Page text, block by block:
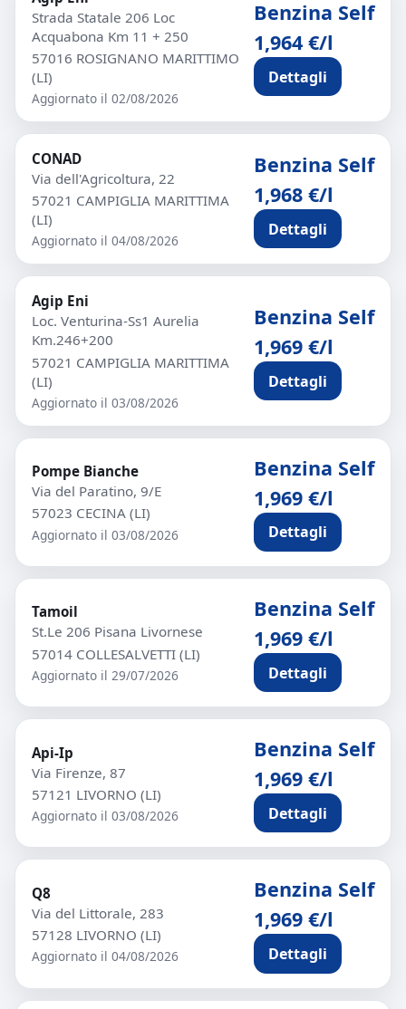
Strada Statale 206 Loc
Acquabona Km 11 + 250
57016 ROSIGNANO MARITTIMO
(LI)
Aggiornato il 02/08/2026
Benzina Self
1,964 €/l
Dettagli
CONAD
Via dell'Agricoltura, 22
57021 CAMPIGLIA MARITTIMA
(LI)
Aggiornato il 04/08/2026
Benzina Self
1,968 €/l
Dettagli
Agip Eni
Loc. Venturina-Ss1 Aurelia
Km.246+200
57021 CAMPIGLIA MARITTIMA
(LI)
Aggiornato il 03/08/2026
Benzina Self
1,969 €/l
Dettagli
Pompe Bianche
Via del Paratino, 9/E
57023 CECINA (LI)
Aggiornato il 03/08/2026
Benzina Self
1,969 €/l
Dettagli
Tamoil
St.Le 206 Pisana Livornese
57014 COLLESALVETTI (LI)
Aggiornato il 29/07/2026
Benzina Self
1,969 €/l
Dettagli
Api-Ip
Via Firenze, 87
57121 LIVORNO (LI)
Aggiornato il 03/08/2026
Benzina Self
1,969 €/l
Dettagli
Q8
Via del Littorale, 283
57128 LIVORNO (LI)
Aggiornato il 04/08/2026
Benzina Self
1,969 €/l
Dettagli